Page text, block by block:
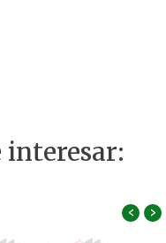
interesar:
‹ ›